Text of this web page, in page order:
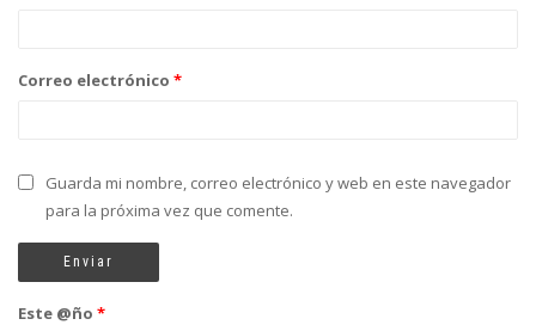
Correo electrónico *
Guarda mi nombre, correo electrónico y web en este navegador
para la próxima vez que comente.
Este @ño *